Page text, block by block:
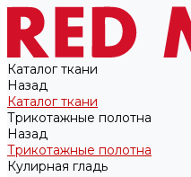
Каталог ткани
Назад
Каталог ткани
Трикотажные полотна
Назад
Трикотажные полотна
Кулирная гладь